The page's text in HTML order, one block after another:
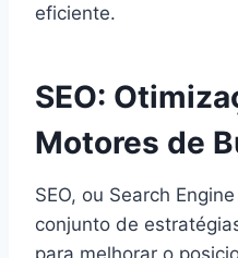
eficiente.
SEO:
Motores de
SEO, ou Search
conjunto de
para melhorar o